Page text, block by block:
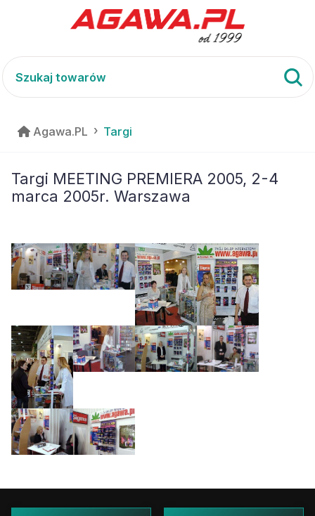
Agawa.PL Targi
Targi MEETING PREMIERA 2005, 2-4
marca 2005r. Warszawa